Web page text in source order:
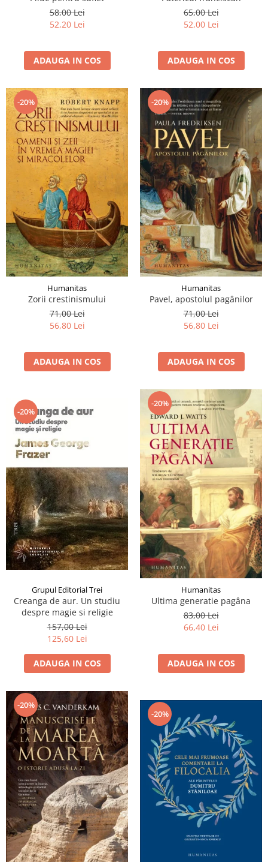
58,00 Lei
52,20 Lei
ADAUGA IN COS
65,00 Lei
52,00 Lei
ADAUGA IN COS
-20%
Humanitas
Zorii crestinismului
71,00 Lei
56,80 Lei
ADAUGA IN COS
-20%
Humanitas
Pavel, apostolul pagânilor
71,00 Lei
56,80 Lei
ADAUGA IN COS
-20%
Grupul Editorial Trei
Creanga de aur. Un studiu
despre magie si religie
157,00 Lei
125,60 Lei
ADAUGA IN COS
-20%
Humanitas
Ultima generatie pagâna
83,00 Lei
66,40 Lei
ADAUGA IN COS
-20%
-20%